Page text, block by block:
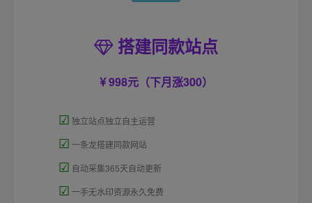
搭建同款站点
998元（下月涨300）
☑ 独立站点独立自主运营
☑ 一条龙搭建同款网站
☑ 自动采集365天自动更新
☑ 一手无水印资源永久免费